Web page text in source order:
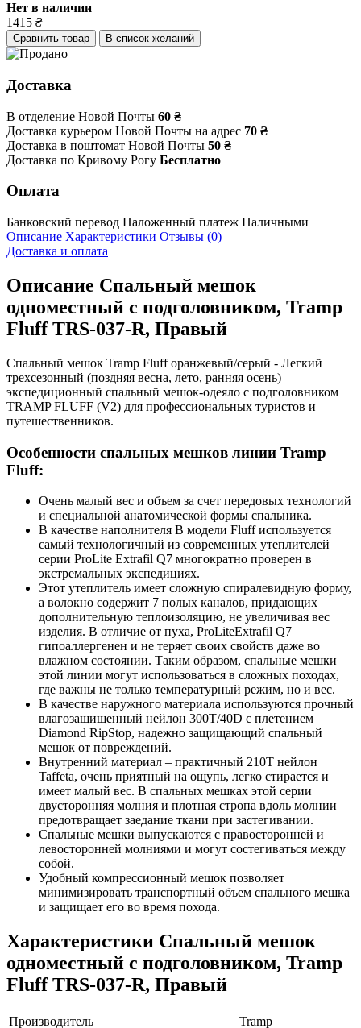
Нет в наличии
1415 ₴
Сравнить товар В список желаний
Доставка
В отделение Новой Почты 60 ₴
Доставка курьером Новой Почты на адрес 70 ₴
Доставка в поштомат Новой Почты 50 ₴
Доставка по Кривому Рогу Бесплатно
Оплата
Банковский перевод Наложенный платеж Наличными
Описание Характеристики Отзывы (0)
Доставка и оплата
Описание Спальный мешок
одноместный с подголовником, Tramp
Fluff TRS-037-R, Правый
Спальный мешок Tramp Fluff оранжевый/серый - Легкий
трехсезонный (поздняя весна, лето, ранняя осень)
экспедиционный спальный мешок-одеяло с подголовником
TRAMP FLUFF (V2) для профессиональных туристов и
путешественников.
Особенности спальных мешков линии Tramp
Fluff:
Очень малый вес и объем за счет передовых технологий
и специальной анатомической формы спальника.
В качестве наполнителя В модели Fluff используется
самый технологичный из современных утеплителей
серии ProLite Extrafil Q7 многократно проверен в
экстремальных экспедициях.
Этот утеплитель имеет сложную спиралевидную форму,
а волокно содержит 7 полых каналов, придающих
дополнительную теплоизоляцию, не увеличивая вес
изделия. В отличие от пуха, ProLiteExtrafil Q7
гипоаллергенен и не теряет своих свойств даже во
влажном состоянии. Таким образом, спальные мешки
этой линии могут использоваться в сложных походах,
где важны не только температурный режим, но и вес.
В качестве наружного материала используются прочный
влагозащищенный нейлон 300T/40D с плетением
Diamond RipStop, надежно защищающий спальный
мешок от повреждений.
Внутренний материал – практичный 210T нейлон
Taffeta, очень приятный на ощупь, легко стирается и
имеет малый вес. В спальных мешках этой серии
двусторонняя молния и плотная стропа вдоль молнии
предотвращает заедание ткани при застегивании.
Спальные мешки выпускаются с правосторонней и
левосторонней молниями и могут состегиваться между
собой.
Удобный компрессионный мешок позволяет
минимизировать транспортный объем спального мешка
и защищает его во время похода.
Характеристики Спальный мешок
одноместный с подголовником, Tramp
Fluff TRS-037-R, Правый
Производитель
Tramp